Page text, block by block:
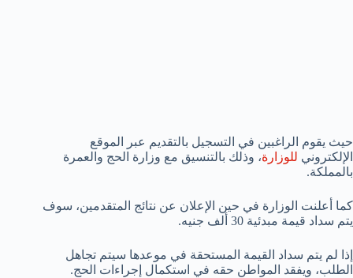
حيث يقوم الراغبين في التسجيل بالتقديم عبر الموقع
الإلكتروني للوزارة، وذلك بالتنسيق مع وزارة الحج والعمرة
بالمملكة.
كما أعلنت الوزارة في حين الإعلان عن نتائج المتقدمين، سوف
يتم سداد قيمة مبدئية 30 ألف جنيه.
إذا لم يتم سداد القيمة المستحقة في موعدها سيتم تجاهل
الطلب، ويفقد المواطن حقه في استكمال إجراءات الحج.